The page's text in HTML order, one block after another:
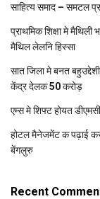
साहित्य समाद – समटल
प्राथमिक शि‍क्षा मे
मैथिल लेलनि हिस्सा
सात जिला मे बनत
केंद्र देलक 50 करोड़
एम्स मे शिफ्ट होयत
होटल मैनेजमेंट क पढ़ाई
बेंगलुरु
Recent